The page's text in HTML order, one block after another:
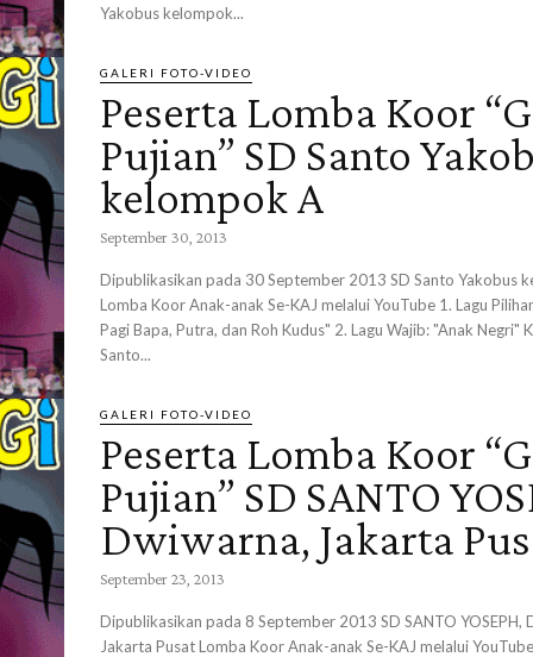
Yakobus kelompok...
GALERI FOTO-VIDEO
Peserta Lomba Koor
Pujian” SD Santo
kelompok A
September 30, 2013
Dipublikasikan pada 30 September 2013 SD Santo Yakobus kelompok A
Lomba Koor Anak-anak Se-KAJ melalui YouTube 1. Lagu
Pagi Bapa, Putra, dan Roh Kudus" 2. Lagu Wajib: "Anak Negri"
Santo...
GALERI FOTO-VIDEO
Peserta Lomba Koor
Pujian” SD SANTO
Dwiwarna, Jakarta
September 23, 2013
Dipublikasikan pada 8 September 2013 SD SANTO YOSEPH,
Jakarta Pusat Lomba Koor Anak-anak Se-KAJ melalui